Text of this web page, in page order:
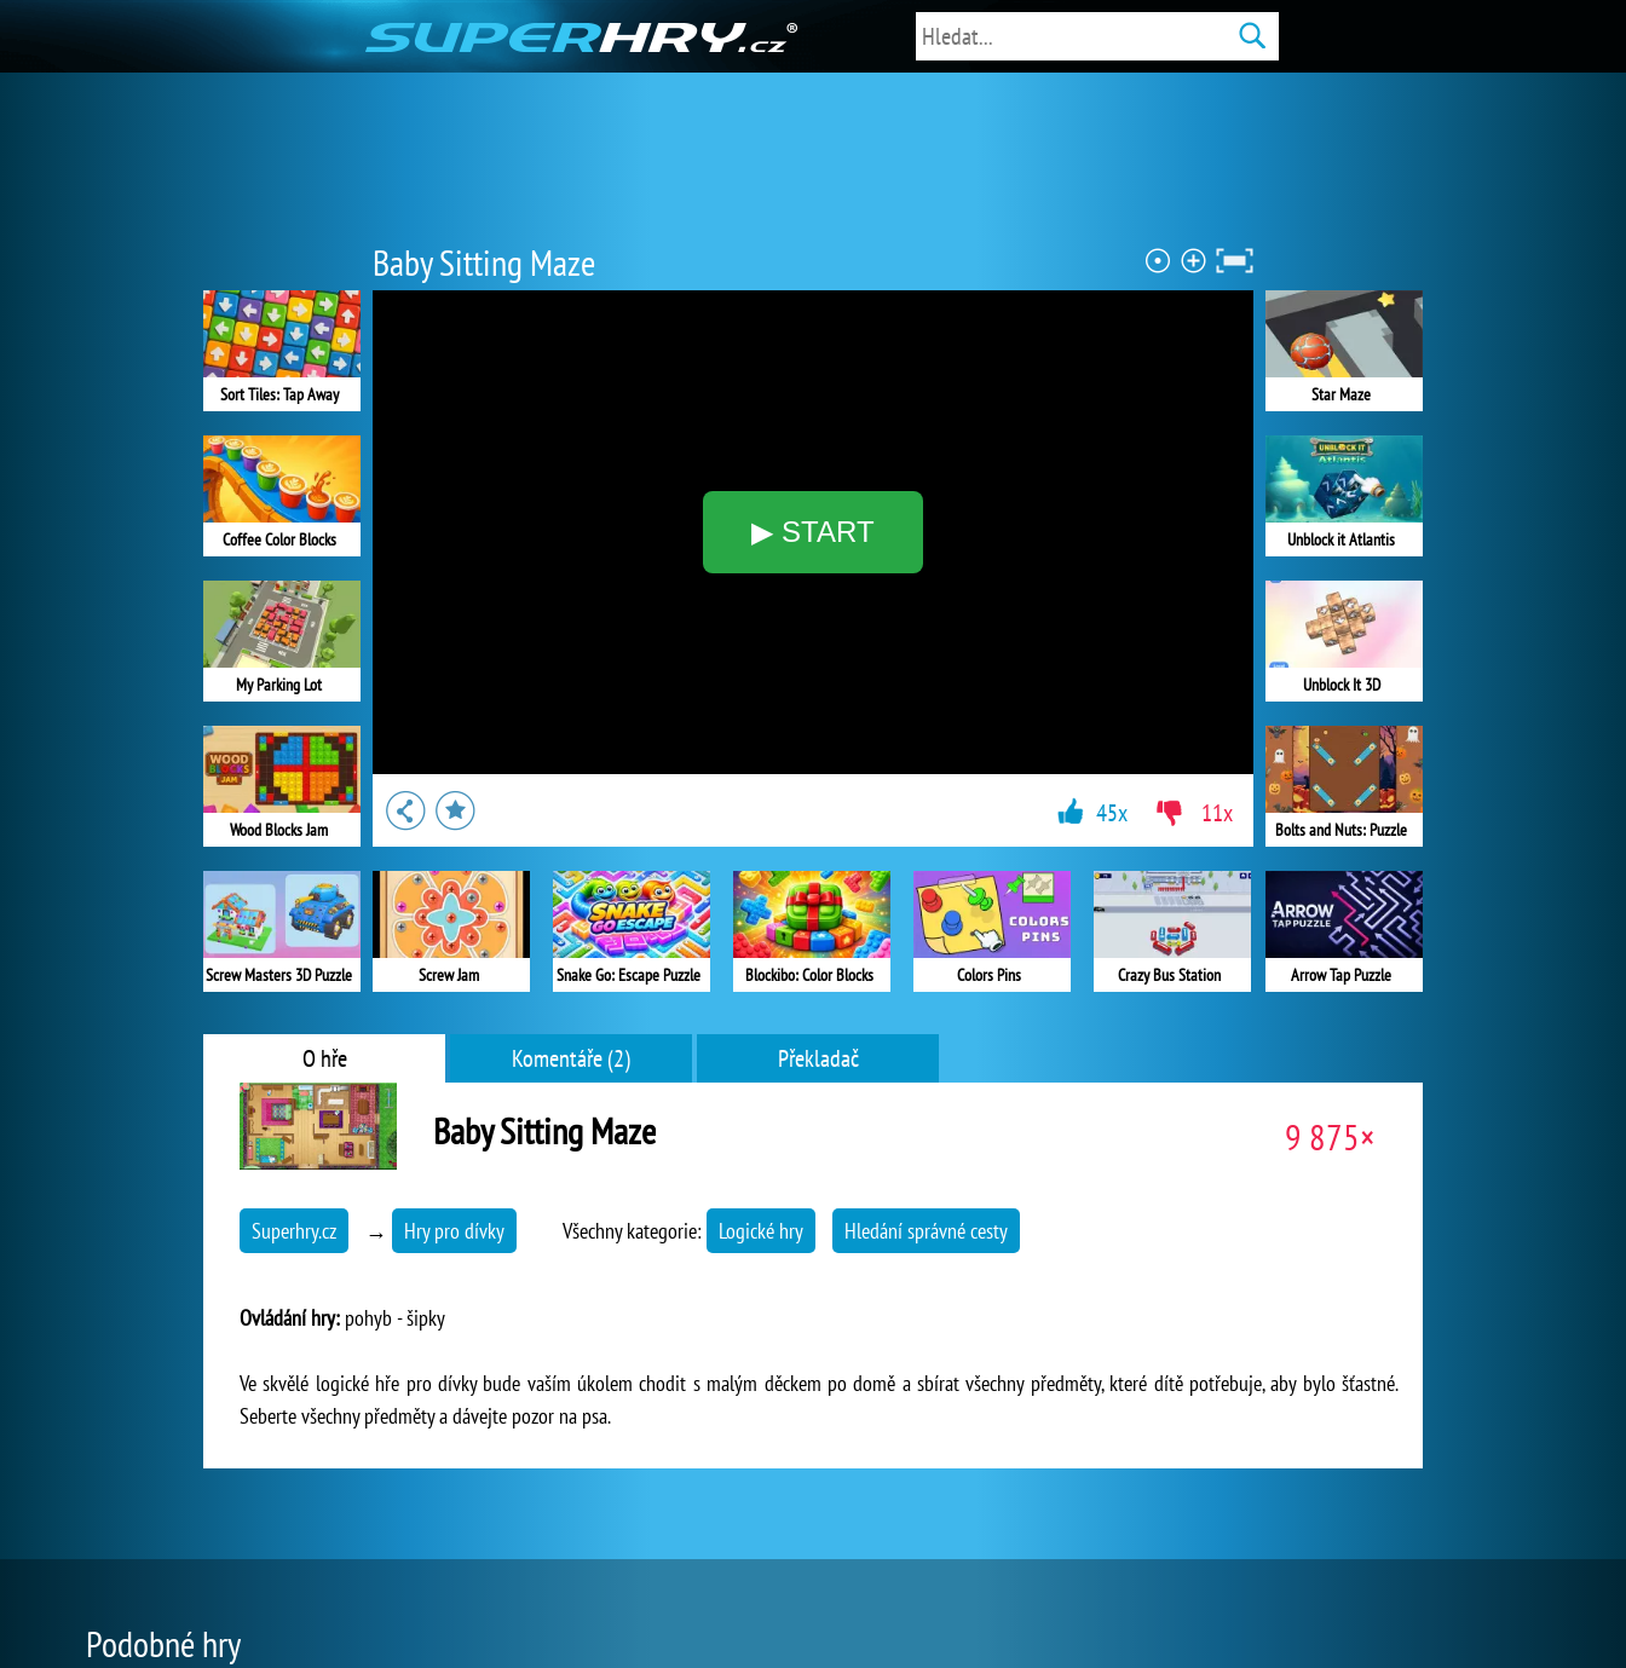
Baby Sitting Maze
▶ START
Sort Tiles: Tap Away
Coffee Color Blocks
My Parking Lot
Wood Blocks Jam
Screw Masters 3D Puzzle
Star Maze
Unblock it Atlantis
Unblock It 3D
Bolts and Nuts: Puzzle
Arrow Tap Puzzle
Screw Jam Snake Go: Escape Puzzle Blockibo: Color Blocks Colors Pins Crazy Bus Station
45x 11x
O hře Komentáře (2) Překladač
Baby Sitting Maze 9 875×
Superhry.cz → Hry pro dívky Všechny kategorie: Logické hry Hledání správné cesty
Ovládání hry: pohyb - šipky
Ve skvělé logické hře pro dívky bude vaším úkolem chodit s malým děckem po domě a sbírat všechny předměty, které dítě potřebuje, aby bylo šťastné.
Seberte všechny předměty a dávejte pozor na psa.
Podobné hry